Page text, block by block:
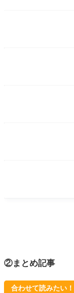
②まとめ記事
合わせて読みたい！